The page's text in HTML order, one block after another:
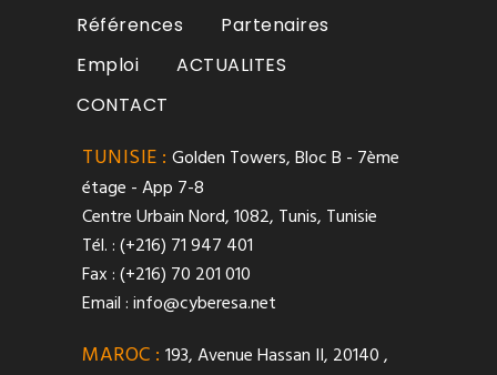
Références
Partenaires
Emploi
ACTUALITES
CONTACT
TUNISIE : Golden Towers, Bloc B - 7ème
étage - App 7-8
Centre Urbain Nord, 1082, Tunis, Tunisie
Tél. : (+216) 71 947 401
Fax : (+216) 70 201 010
Email :info@cyberesa.net
MAROC : 193, Avenue Hassan II, 20140 ,